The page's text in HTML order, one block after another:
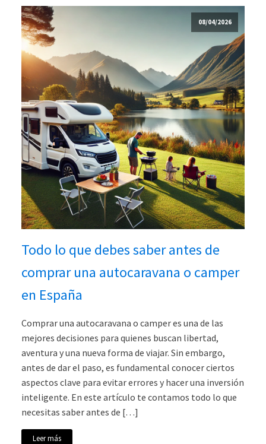
08/04/2026
Todo lo que debes saber antes de
comprar una autocaravana o camper
en España
Comprar una autocaravana o camper es una de las
mejores decisiones para quienes buscan libertad,
aventura y una nueva forma de viajar. Sin embargo,
antes de dar el paso, es fundamental conocer ciertos
aspectos clave para evitar errores y hacer una inversión
inteligente. En este artículo te contamos todo lo que
necesitas saber antes de […]
Leer más